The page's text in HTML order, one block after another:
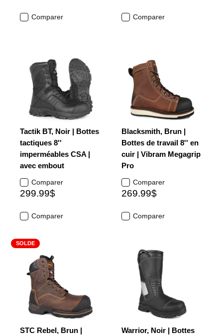
Comparer Comparer
Tactik BT, Noir | Bottes
tactiques 8''
imperméables CSA |
avec embout
Comparer
299.99$
Comparer
Blacksmith, Brun |
Bottes de travail 8'' en
cuir | Vibram Megagrip
Pro
Comparer
269.99$
Comparer
SOLDE
STC Rebel, Brun |
Warrior, Noir | Bottes